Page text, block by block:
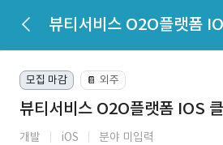
모집 마감 📔 외주
뷰티서비스 O2O플랫폼 IOS
개발 iOS 분야 미입력